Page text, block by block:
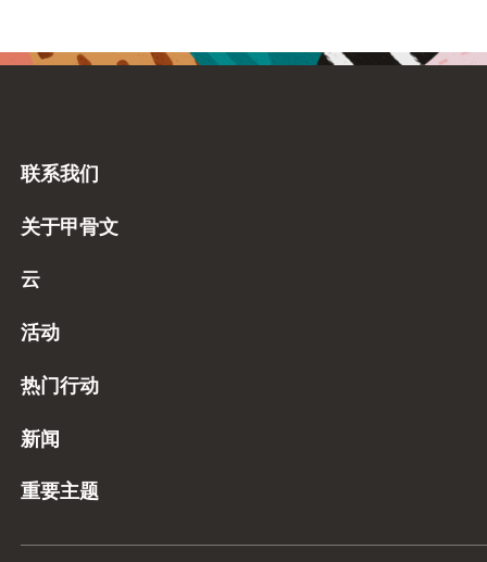
联系我们
关于甲骨文
云
活动
热门行动
新闻
重要主题